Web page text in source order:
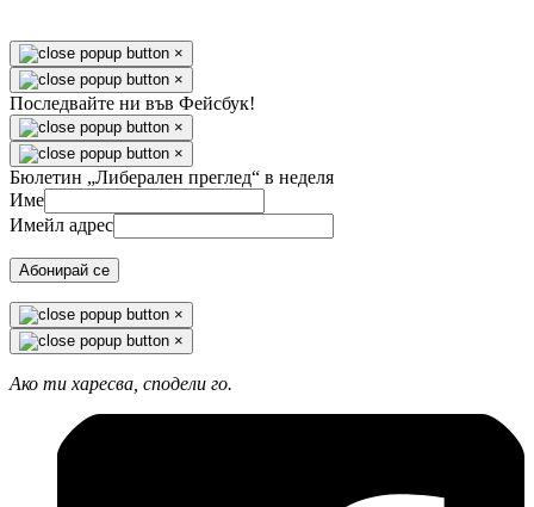
×
×
Последвайте ни във Фейсбук!
×
×
Бюлетин „Либерален преглед“ в неделя
Име
Имейл адрес
Абонирай се
×
×
Ако ти харесва, сподели го.